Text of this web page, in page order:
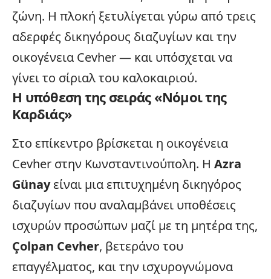
ζώνη. Η πλοκή ξετυλίγεται γύρω από τρεις
αδερφές δικηγόρους διαζυγίων και την
οικογένεια Cevher — και υπόσχεται να
γίνει το σίριαλ του καλοκαιριού.
Η υπόθεση της σειράς «Νόμοι της
Καρδιάς»
Στο επίκεντρο βρίσκεται η οικογένεια
Cevher στην Κωνσταντινούπολη. Η Azra
Günayείναι μια επιτυχημένη δικηγόρος
διαζυγίων που αναλαμβάνει υποθέσεις
ισχυρών προσώπων μαζί με τη μητέρα της,
Çolpan Cevher, βετεράνο του
επαγγέλματος, και την ισχυρογνώμονα